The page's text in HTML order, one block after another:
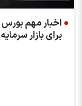
برای بازار سرمایه